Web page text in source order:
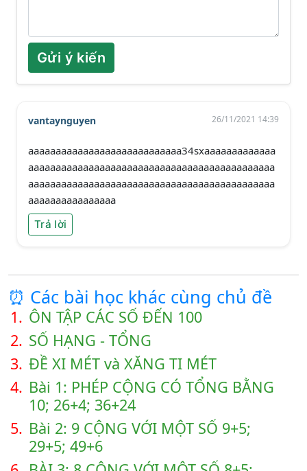
Gửi ý kiến
vantaynguyen 26/11/2021 14:39
aaaaaaaaaaaaaaaaaaaaaaaaaaaa34sxaaaaaaaaaaaaa
aaaaaaaaaaaaaaaaaaaaaaaaaaaaaaaaaaaaaaaaaaaaa
aaaaaaaaaaaaaaaaaaaaaaaaaaaaaaaaaaaaaaaaaaaaa
aaaaaaaaaaaaaaaa
Trả lời
⏰ Các bài học khác cùng chủ đề
1. ÔN TẬP CÁC SỐ ĐẾN 100
2. SỐ HẠNG - TỔNG
3. ĐỀ XI MÉT và XĂNG TI MÉT
4. Bài 1: PHÉP CỘNG CÓ TỔNG BẰNG
10; 26+4; 36+24
5. Bài 2: 9 CỘNG VỚI MỘT SỐ 9+5;
29+5; 49+6